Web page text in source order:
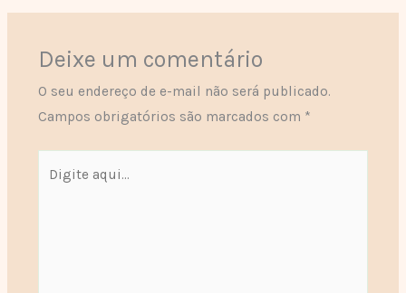
Deixe um comentário
O seu endereço de e-mail não será publicado.
Campos obrigatórios são marcados com *
aqui...